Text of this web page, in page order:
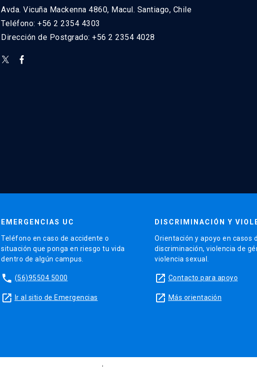
Avda. Vicuña Mackenna 4860, Macul. Santiago, Chile
Teléfono: +56 2 2354 4303
Dirección de Postgrado: +56 2 2354 4028
EMERGENCIAS UC
Teléfono en caso de accidente o
situación que ponga en riesgo tu vida
dentro de algún campus.
phone (56)95504 5000
launch Ir al sitio de Emergencias
DISCRIMINACIÓN Y
Orientación y apoyo en casos
discriminación, violencia de
violencia sexual.
launch Contacto para apoyo
launch Más orientación